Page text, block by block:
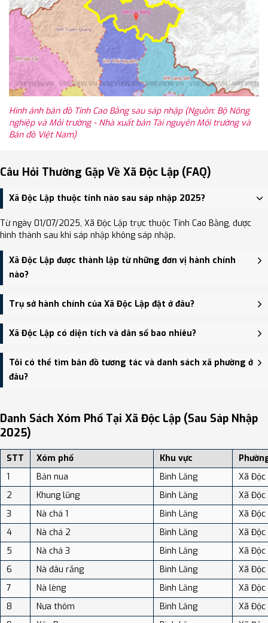
Hình ảnh bản đồ Tỉnh Cao Bằng sau sáp nhập (Nguồn: Bộ Nông
nghiệp và Môi trường - Nhà xuất bản Tài nguyên Môi trường và
Bản đồ Việt Nam)
Câu Hỏi Thường Gặp Về Xã Độc Lập (FAQ)
Xã Độc Lập thuộc tỉnh nào sau sáp nhập 2025?
Từ ngày 01/07/2025, Xã Độc Lập trực thuộc Tỉnh Cao Bằng, được
hình thành sau khi sáp nhập không sáp nhập.
Xã Độc Lập được thành lập từ những đơn vị hành chính
nào?
Xã Độc Lập được thành lập trên cơ sở sáp nhập Xã Quảng Hưng,
Xã Cai Bộ, Xã Độc Lập.
Trụ sở hành chính của Xã Độc Lập đặt ở đâu?
Trụ sở hành chính mới của Xã Độc Lập đặt tại Trụ sở UBND xã Độc
Lập (trụ sở mới) - trung tâm khu vực thuận tiện giao thông.
Xã Độc Lập có diện tích và dân số bao nhiêu?
Xã Độc Lập có Diện tích: 102.21 km², Dân số: 8,400 người, Mật độ
dân số: Khoảng 82.18 người/km²
Tôi có thể tìm bản đồ tương tác và danh sách xã phường ở
đâu?
địa điểm tại: VReview.vn - Nền tảng review địa điểm, dịch vụ và du
lịch uy tín tại Việt Nam.
Danh Sách Xóm Phố Tại Xã Độc Lập (sau Sáp Nhập
2025)
STT Xóm phố Khu vực
1
Bản nua Bình Lăng
Xã Độc
2
Khung lũng Bình Lăng
Xã Độc
3
Nà chá 1 Bình Lăng
Xã Độc
4
Nà chá 2 Bình Lăng
Xã Độc
5
Nà chá 3 Bình Lăng
Xã Độc
6
Nà đâu rắng Bình Lăng
Xã Độc
7
Nà lèng Bình Lăng
Xã Độc
8
Nưa thôm Bình Lăng
Xã Độc